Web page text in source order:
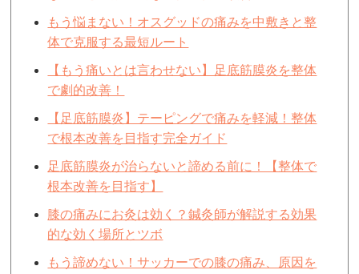
もう悩まない！オスグッドの痛みを中敷きと整
体で克服する最短ルート
【もう痛いとは言わせない】足底筋膜炎を整体
で劇的改善！
【足底筋膜炎】テーピングで痛みを軽減！整体
で根本改善を目指す完全ガイド
足底筋膜炎が治らないと諦める前に！【整体で
根本改善を目指す】
膝の痛みにお灸は効く？鍼灸師が解説する効果
的な効く場所とツボ
もう諦めない！サッカーでの膝の痛み、原因を